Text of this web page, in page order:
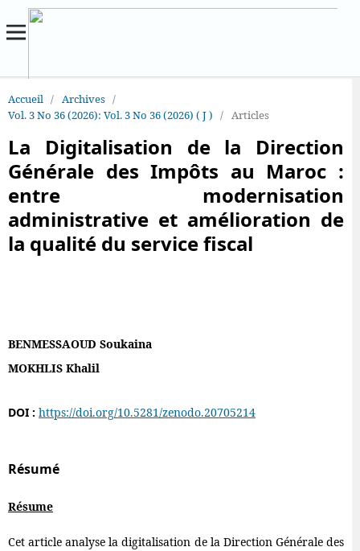
Accueil / Archives /
Vol. 3 No 36 (2026): Vol. 3 No 36 (2026) ( J ) / Articles
La Digitalisation de la Direction
Générale des Impôts au Maroc :
entre modernisation
administrative et amélioration de
la qualité du service fiscal
BENMESSAOUD Soukaina
MOKHLIS Khalil
DOI : https://doi.org/10.5281/zenodo.20705214
Résumé
Résume
Cet article analyse la digitalisation de la Direction Générale des